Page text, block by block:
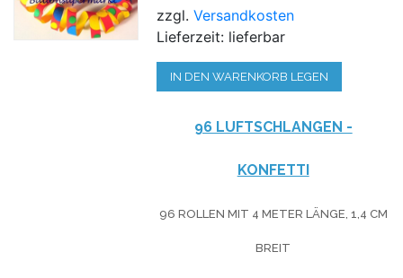
zzgl.Versandkosten
Lieferzeit: lieferbar
IN DEN WARENKORB LEGEN
96 LUFTSCHLANGEN -
KONFETTI
96 ROLLEN MIT 4 METER LÄNGE, 1,4 CM
BREIT